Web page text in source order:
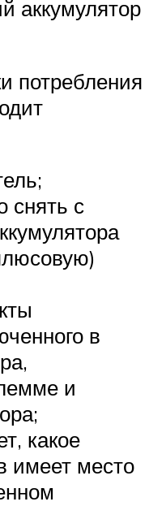
аккумулятор
потребления
снять с
в
и
какое
имеет место